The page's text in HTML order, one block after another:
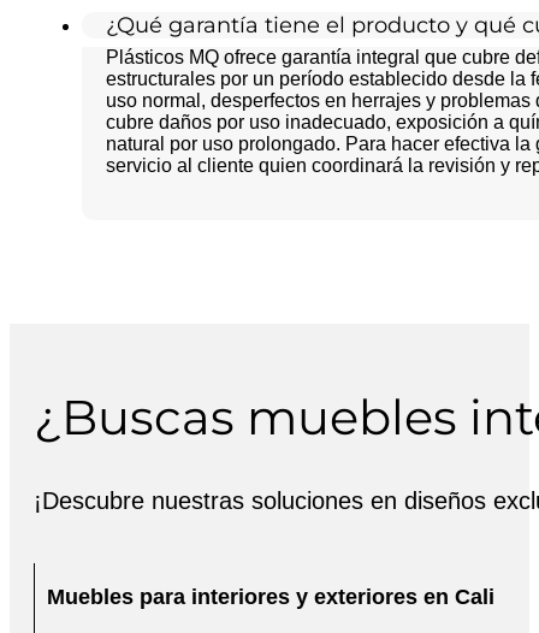
¿Qué garantía tiene el producto y qué
Plásticos MQ ofrece garantía integral que cubre
estructurales por un período establecido desde la
uso normal, desperfectos en herrajes y
cubre daños por uso inadecuado, exposición a
natural por uso prolongado. Para hacer efectiva
servicio al cliente quien coordinará la revisión y
¿Buscas muebles
¡Descubre nuestras soluciones en diseños
Muebles para interiores y exteriores en Cali